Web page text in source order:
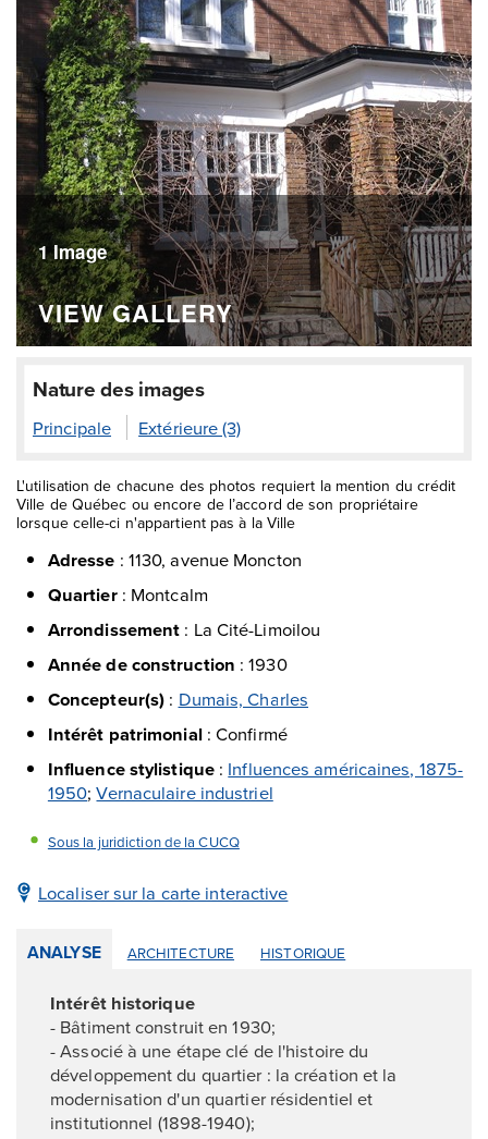
1 Image
VIEW GALLERY
Nature des images
Principale Extérieure (3)
L'utilisation de chacune des photos requiert la mention du crédit
Ville de Québec ou encore de l’accord de son propriétaire
lorsque celle-ci n'appartient pas à la Ville
Adresse : 1130, avenue Moncton
Quartier: Montcalm
Arrondissement : La Cité-Limoilou
Année de construction :1930
Concepteur(s) : Dumais, Charles
Intérêt patrimonial:Confirmé
Influence stylistique: Influences américaines, 1875-
1950;Vernaculaire industriel
Sous la juridiction de la CUCQ
Localiser sur la carte interactive
ANALYSE ARCHITECTURE HISTORIQUE
Intérêt historique
- Bâtiment construit en 1930;
- Associé à une étape clé de l'histoire du
développement du quartier : la création et la
modernisation d'un quartier résidentiel et
institutionnel (1898-1940);